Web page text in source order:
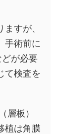
すが、
手術前に
が必要
て検査を
板）
植は角膜